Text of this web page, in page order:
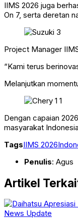
IIMS 2026 juga
On 7, serta deretan
Project Manager
“Kami terus
Melanjutkan
Dengan capaian
masyarakat
TagsIIMS 2026
Penulis: Agus
Artikel
News Update